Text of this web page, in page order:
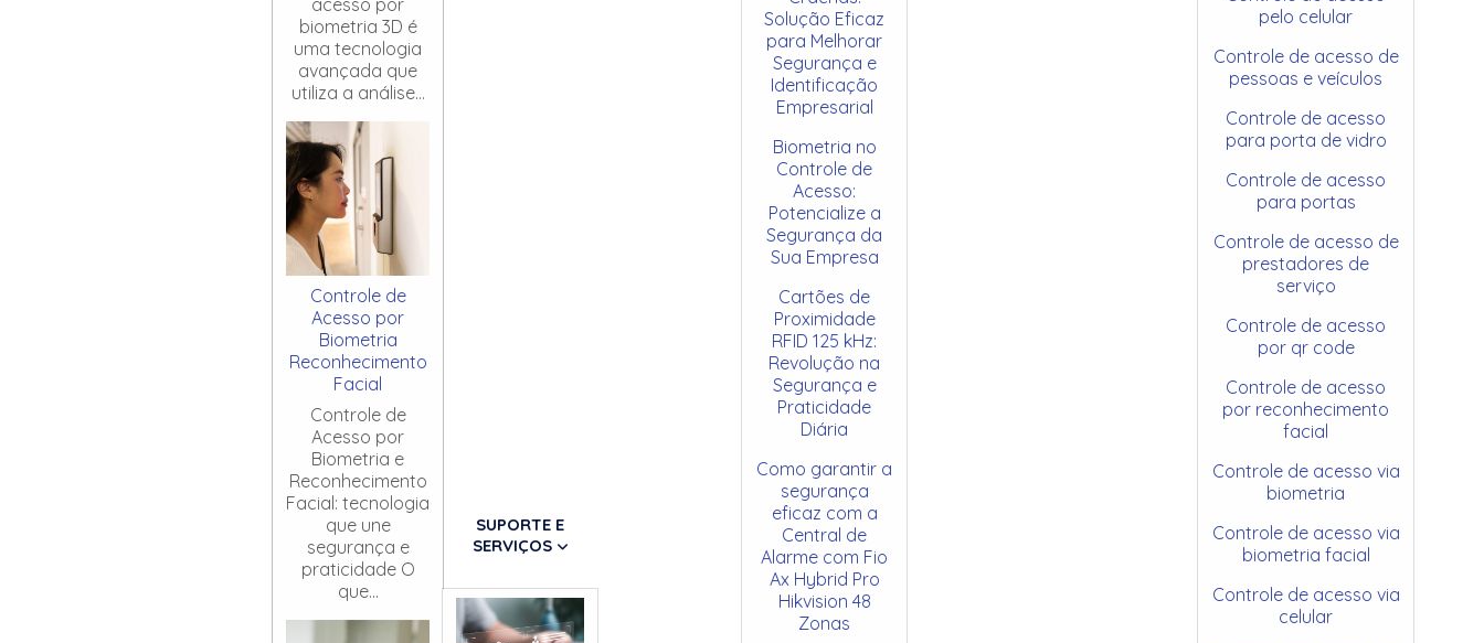
acesso por
biometria 3D é
uma tecnologia
avançada que
utiliza a análise...
Controle de
Acesso por
Biometria
Reconhecimento
Facial
Controle de
Acesso por
Biometria e
Reconhecimento
Facial: tecnologia
que une
segurança e
praticidade O
que...
SUPORTE E
SERVIÇOS
Solução Eficaz
para Melhorar
Segurança e
Identificação
Empresarial
Biometria no
Controle de
Acesso:
Potencialize a
Segurança da
Sua Empresa
Cartões de
Proximidade
RFID 125 kHz:
Revolução na
Segurança e
Praticidade
Diária
Como garantir a
segurança
eficaz com a
Central de
Alarme com Fio
Ax Hybrid Pro
Hikvision 48
Zonas
pelo celular
Controle de acesso de
pessoas e veículos
Controle de acesso
para porta de vidro
Controle de acesso
para portas
Controle de acesso de
prestadores de
serviço
Controle de acesso
por qr code
Controle de acesso
por reconhecimento
facial
Controle de acesso via
biometria
Controle de acesso via
biometria facial
Controle de acesso via
celular